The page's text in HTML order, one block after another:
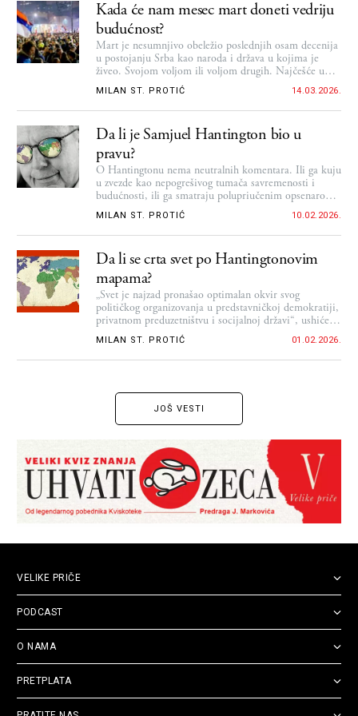
Kada će nam mesec mart doneti vedriju
budućnost?
Mart je nesumnjivo obeležio poslednjih osam decenija
u postojanju Srba kao naroda i država u kojima je
živeo. Svojom voljom ili voljom drugih. Najčešće u
duetu obe
MILAN ST. PROTIĆ 14.03.2026.
Da li je Samjuel Hantington bio u
pravu?
O Hantingtonu nema neutralnih komentara. Ili ga kuju
u zvezde kao nepogrešivog tumača savremenosti i
budućnosti, ili ga smatraju polupriučenim opsenarom.
Ali o njegovoj mapi sveta i danas se priča – čini se,
više nego ikad u ovom veku…
MILAN ST. PROTIĆ 10.02.2026.
Da li se crta svet po Hantingtonovim
mapama?
„Svet je najzad pronašao optimalan okvir svog
političkog organizovanja u predstavničkoj demokratiji,
privatnom preduzetništvu i socijalnoj državi“, ushićeno
su uzvikivali zapadnjački intelektualci. Svi osim jednog
jedinog. Došao je kraj sveta kakvog smo znali, šta nas
sad očekuje?
MILAN ST. PROTIĆ 01.02.2026.
JOŠ VESTI
VELIKE PRIČE
PODCAST
O NAMA
PRETPLATA